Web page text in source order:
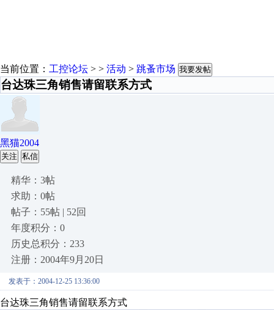
当前位置： 工控论坛 > > 活动 > 跳蚤市场 我要发帖
台达珠三角销售请留联系方式
黑猫2004
关注 私信
精华：3帖
求助：0帖
帖子：55帖 | 52回
年度积分：0
历史总积分：233
注册：2004年9月20日
发表于：2004-12-25 13:36:00
台达珠三角销售请留联系方式